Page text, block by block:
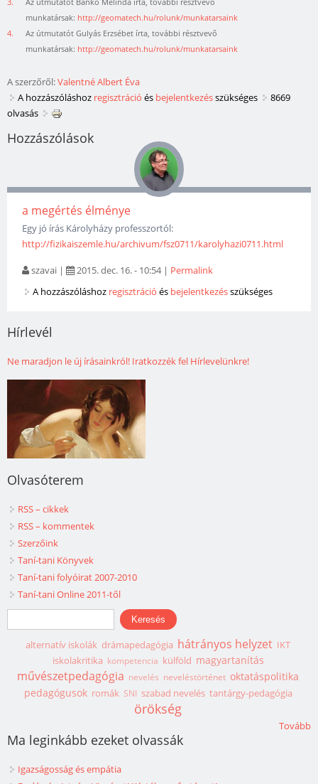
3.
Az útmutatót Bankó Melinda írta, további résztvevő
munkatársak: http://geomatech.hu/rolunk/munkatarsaink
4.
Az útmutatót Gulyás Erzsébet írta, további résztvevő
munkatársak: http://geomatech.hu/rolunk/munkatarsaink
A szerzőről:Valentné Albert Éva
A hozzászóláshoz regisztráció és bejelentkezésszükséges
8669
olvasás
Hozzászólások
a megértés élménye
Egy jó írás Károlyházy professzortól:
http://fizikaiszemle.hu/archivum/fsz0711/karolyhazi0711.html
szavai | 2015. dec. 16. - 10:54| Permalink
A hozzászóláshoz regisztráció és bejelentkezésszükséges
Hírlevél
Ne maradjon le új írásainkról! Iratkozzék fel Hírlevelünkre!
Olvasóterem
RSS – cikkek
RSS – kommentek
Szerzőink
Taní-tani Könyvek
Taní-tani folyóirat 2007-2010
Taní-tani Online 2011-től
Keresés űrlap
Keresés
alternatív iskolák drámapedagógia hátrányos helyzet IKT
iskolakritika kompetencia külföld magyartanítás
művészetpedagógia nevelés neveléstörténet oktatáspolitika
pedagógusok romák SNI szabad nevelés tantárgy-pedagógia
örökség
Tovább
Ma leginkább ezeket olvassák
Igazságosság és empátia